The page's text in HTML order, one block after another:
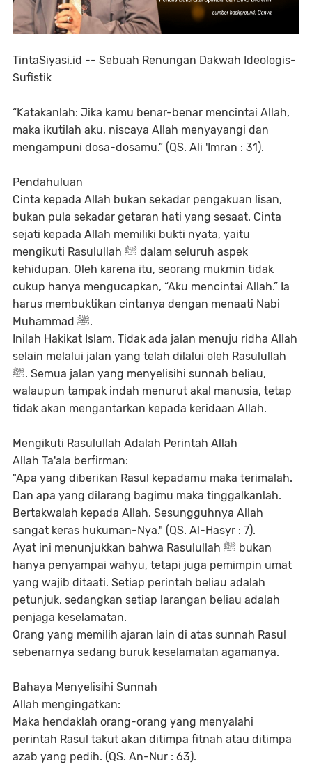
TintaSiyasi.id -- Sebuah Renungan Dakwah Ideologis-
Sufistik
“Katakanlah: Jika kamu benar-benar mencintai Allah,
maka ikutilah aku, niscaya Allah menyayangi dan
mengampuni dosa-dosamu.” (QS. Ali 'Imran : 31).
Pendahuluan
Cinta kepada Allah bukan sekadar pengakuan lisan,
bukan pula sekadar getaran hati yang sesaat. Cinta
sejati kepada Allah memiliki bukti nyata, yaitu
mengikuti Rasulullah ﷺ dalam seluruh aspek
kehidupan. Oleh karena itu, seorang mukmin tidak
cukup hanya mengucapkan, “Aku mencintai Allah.” Ia
harus membuktikan cintanya dengan menaati Nabi
Muhammad ﷺ.
Inilah Hakikat Islam. Tidak ada jalan menuju ridha Allah
selain melalui jalan yang telah dilalui oleh Rasulullah
ﷺ. Semua jalan yang menyelisihi sunnah beliau,
walaupun tampak indah menurut akal manusia, tetap
tidak akan mengantarkan kepada keridaan Allah.
Mengikuti Rasulullah Adalah Perintah Allah
Allah Ta'ala berfirman:
"Apa yang diberikan Rasul kepadamu maka terimalah.
Dan apa yang dilarang bagimu maka tinggalkanlah.
Bertakwalah kepada Allah. Sesungguhnya Allah
sangat keras hukuman-Nya." (QS. Al-Hasyr : 7).
Ayat ini menunjukkan bahwa Rasulullah ﷺ bukan
hanya penyampai wahyu, tetapi juga pemimpin umat
yang wajib ditaati. Setiap perintah beliau adalah
petunjuk, sedangkan setiap larangan beliau adalah
penjaga keselamatan.
Orang yang memilih ajaran lain di atas sunnah Rasul
sebenarnya sedang buruk keselamatan agamanya.
Bahaya Menyelisihi Sunnah
Allah mengingatkan:
Maka hendaklah orang-orang yang menyalahi
perintah Rasul takut akan ditimpa fitnah atau ditimpa
azab yang pedih. (QS. An-Nur : 63).